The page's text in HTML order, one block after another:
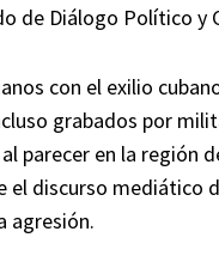
de Diálogo Político y
con el exilio
grabados por
parecer en la región
discurso mediático
agresión.